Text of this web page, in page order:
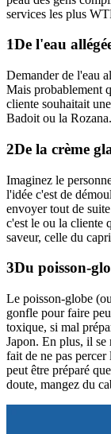
services les plus
De l'eau
Demander de l'eau
Mais probablement
cliente souhaitait
Badoit ou la
De la crème
Imaginez le
l'idée c'est de
envoyer tout de
c'est le ou la cliente
saveur, celle du
Du poisson-
Le poisson-globe
gonfle pour faire
toxique, si mal
Japon. En plus, il se
fait de ne pas
peut être préparé
doute, mangez du